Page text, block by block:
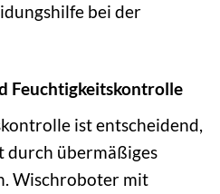
bei der
Feuchtigkeitskontrolle
ist entscheidend,
durch übermäßiges
Wischroboter mit